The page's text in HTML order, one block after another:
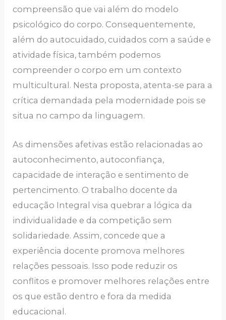
compreensão que vai além do modelo
psicológico do corpo. Consequentemente,
além do autocuidado, cuidados com a saúde e
atividade física, também podemos
compreender o corpo em um contexto
multicultural. Nesta proposta, atenta-se para a
crítica demandada pela modernidade pois se
situa no campo da linguagem.
As dimensões afetivas estão relacionadas ao
autoconhecimento, autoconfiança,
capacidade de interação e sentimento de
pertencimento. O trabalho docente da
educação Integral visa quebrar a lógica da
individualidade e da competição sem
solidariedade. Assim, concede que a
experiência docente promova melhores
relações pessoais. Isso pode reduzir os
conflitos e promover melhores relações entre
os que estão dentro e fora da medida
educacional.